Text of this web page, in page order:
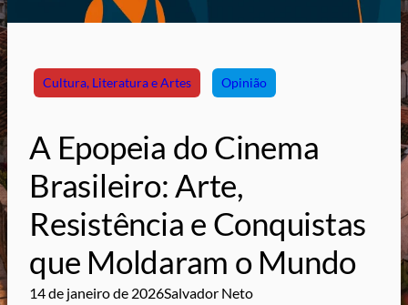
Cultura, Literatura e Artes Opinião
A Epopeia do Cinema
Brasileiro: Arte,
Resistência e Conquistas
que Moldaram o Mundo
14 de janeiro de 2026Salvador Neto